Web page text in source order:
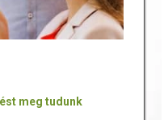
meg tudunk